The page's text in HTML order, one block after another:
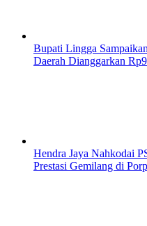
Bupati Lingga
Daerah Dianggarkan
Hendra Jaya Nahkodai
Prestasi Gemilang di